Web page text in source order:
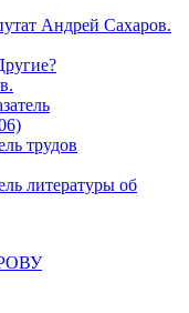
Андрей Сахаров.
трудов
литературы об